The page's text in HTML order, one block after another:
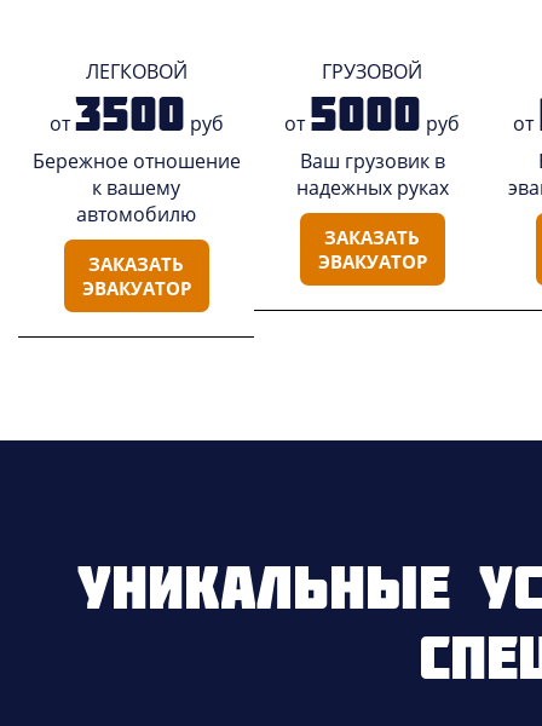
ЛЕГКОВОЙ
от3500 руб
Бережное отношение
к вашему
автомобилю
ЗАКАЗАТЬ
ЭВАКУАТОР
ГРУЗОВОЙ
от5000 руб
Ваш грузовик в
надежных руках
ЗАКАЗАТЬ
ЭВАКУАТОР
от
Уникальные